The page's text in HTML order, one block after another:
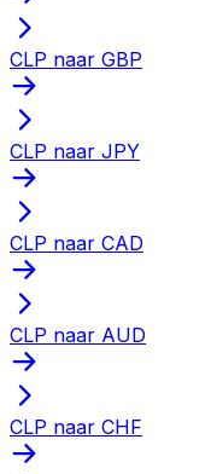
CLP naar GBP
CLP naar JPY
CLP naar CAD
CLP naar AUD
CLP naar CHF